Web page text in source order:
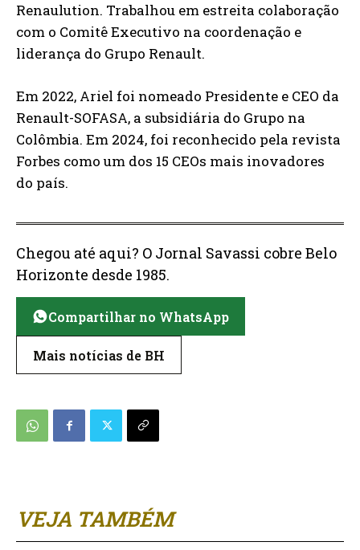
VEJA TAMBÉM
Renaulution. Trabalhou em estreita colaboração
com o Comitê Executivo na coordenação e
liderança do Grupo Renault.
Em 2022, Ariel foi nomeado Presidente e CEO da
Renault-SOFASA, a subsidiária do Grupo na
Colômbia. Em 2024, foi reconhecido pela revista
Forbes como um dos 15 CEOs mais inovadores
do país.
Chegou até aqui? O Jornal Savassi cobre Belo
Horizonte desde 1985.
Compartilhar no WhatsApp
Mais notícias de BH